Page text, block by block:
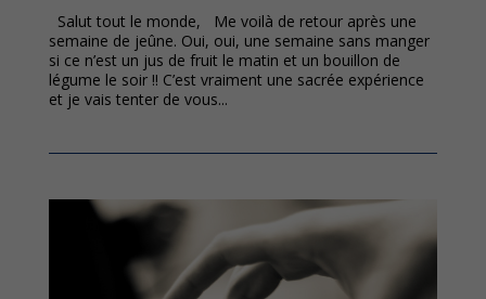
Salut tout le monde, Me voilà de retour après une
semaine de jeûne. Oui, oui, une semaine sans manger
si ce n’est un jus de fruit le matin et un bouillon de
légume le soir !! C’est vraiment une sacrée expérience
et je vais tenter de vous...